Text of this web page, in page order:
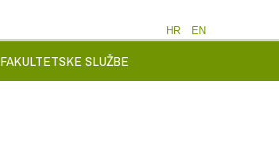
HR EN
FAKULTETSKE SLUŽBE